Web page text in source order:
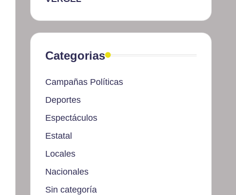
Categorias
Campañas Políticas
Deportes
Espectáculos
Estatal
Locales
Nacionales
Sin categoría